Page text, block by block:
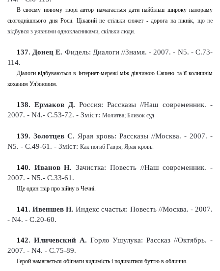
В своєму новому творі автор намагається дати найбільш широку панораму
сьогоднішнього дня Росії. Цікавий не стільки сюжет - дорога на пікнік, що не
відбувся з уявними однокласниками, скільки люди.
137. Донец Е. Фидель: Диалоги //Знамя. - 2007. - N5. - С.73-
114.
Діалоги відбуваються в інтернет-мережі між дівчиною Сашею та її колишнім
коханим Ул'яновим.
138. Ермаков Д. Россия: Рассказы //Наш современник. -
2007. - N4.- С.53-72. - Зміст: Молитва; Близок суд.
139. Золотцев С. Ярая кровь: Рассказы //Москва. - 2007. -
N5. - С.49-61 . - Зміст: Как погиб Гавря; Ярая кровь.
140. Иванов Н. Зачистка: Повесть //Наш современник. -
2007. - N5.- С.33-61 .
Ще один твір про війну в Чечні.
141. Ивеншев Н. Индекс счастья: Повесть //Москва. - 2007.
- N4. - С.20-60.
142. Иличевский А. Горло Ушулука: Рассказ //Октябрь. -
2007. - N4. - С.75-89.
Герой намагається обігнати видимість і подивитися буттю в обличчя.